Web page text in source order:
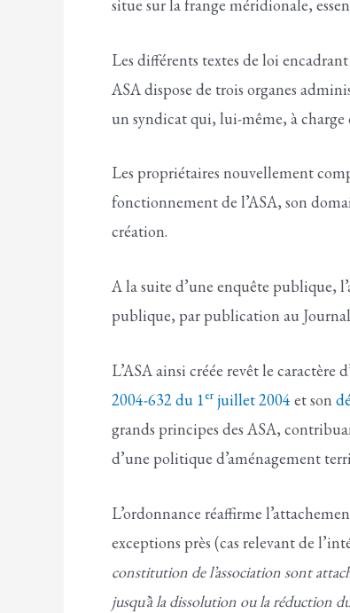
situe sur la frange méridionale,
Les différents textes de loi
ASA dispose de trois organes
un syndicat qui, lui-même, à charge
Les propriétaires nouvellement
fonctionnement de l’ASA, son
création.
A la suite d’une enquête publique,
publique, par publication au
L’ASA ainsi créée revêt le
2004-632 du 1er juillet 2004 et son
grands principes des ASA,
d’une politique d’aménagement
L’ordonnance réaffirme
exceptions près (cas relevant de
constitution de l’association sont
jusqu’à la dissolution ou la réduction